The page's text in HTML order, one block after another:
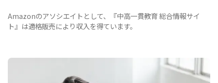
Amazonのアソシエイトとして、『中高一貫教育 総合情報サイ
ト』は適格販売により収入を得ています。